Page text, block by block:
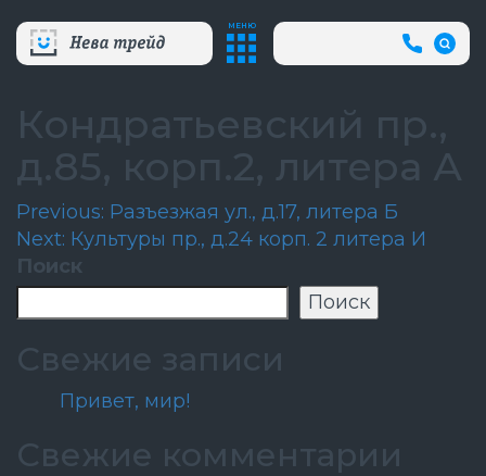
МЕНЮ
+7
(812)
Кондратьевский пр.,
д.85, корп.2, литера А
Навигация
по
записям
Previous: Разъезжая ул., д.17, литера Б
Next: Культуры пр., д.24 корп. 2 литера И
Поиск
Поиск
Свежие записи
Привет, мир!
Свежие комментарии